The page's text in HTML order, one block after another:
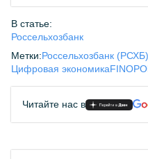
В статье:
Россельхозбанк
Метки:Россельхозбанк (РСХБ)
Цифровая экономика
Читайте нас в